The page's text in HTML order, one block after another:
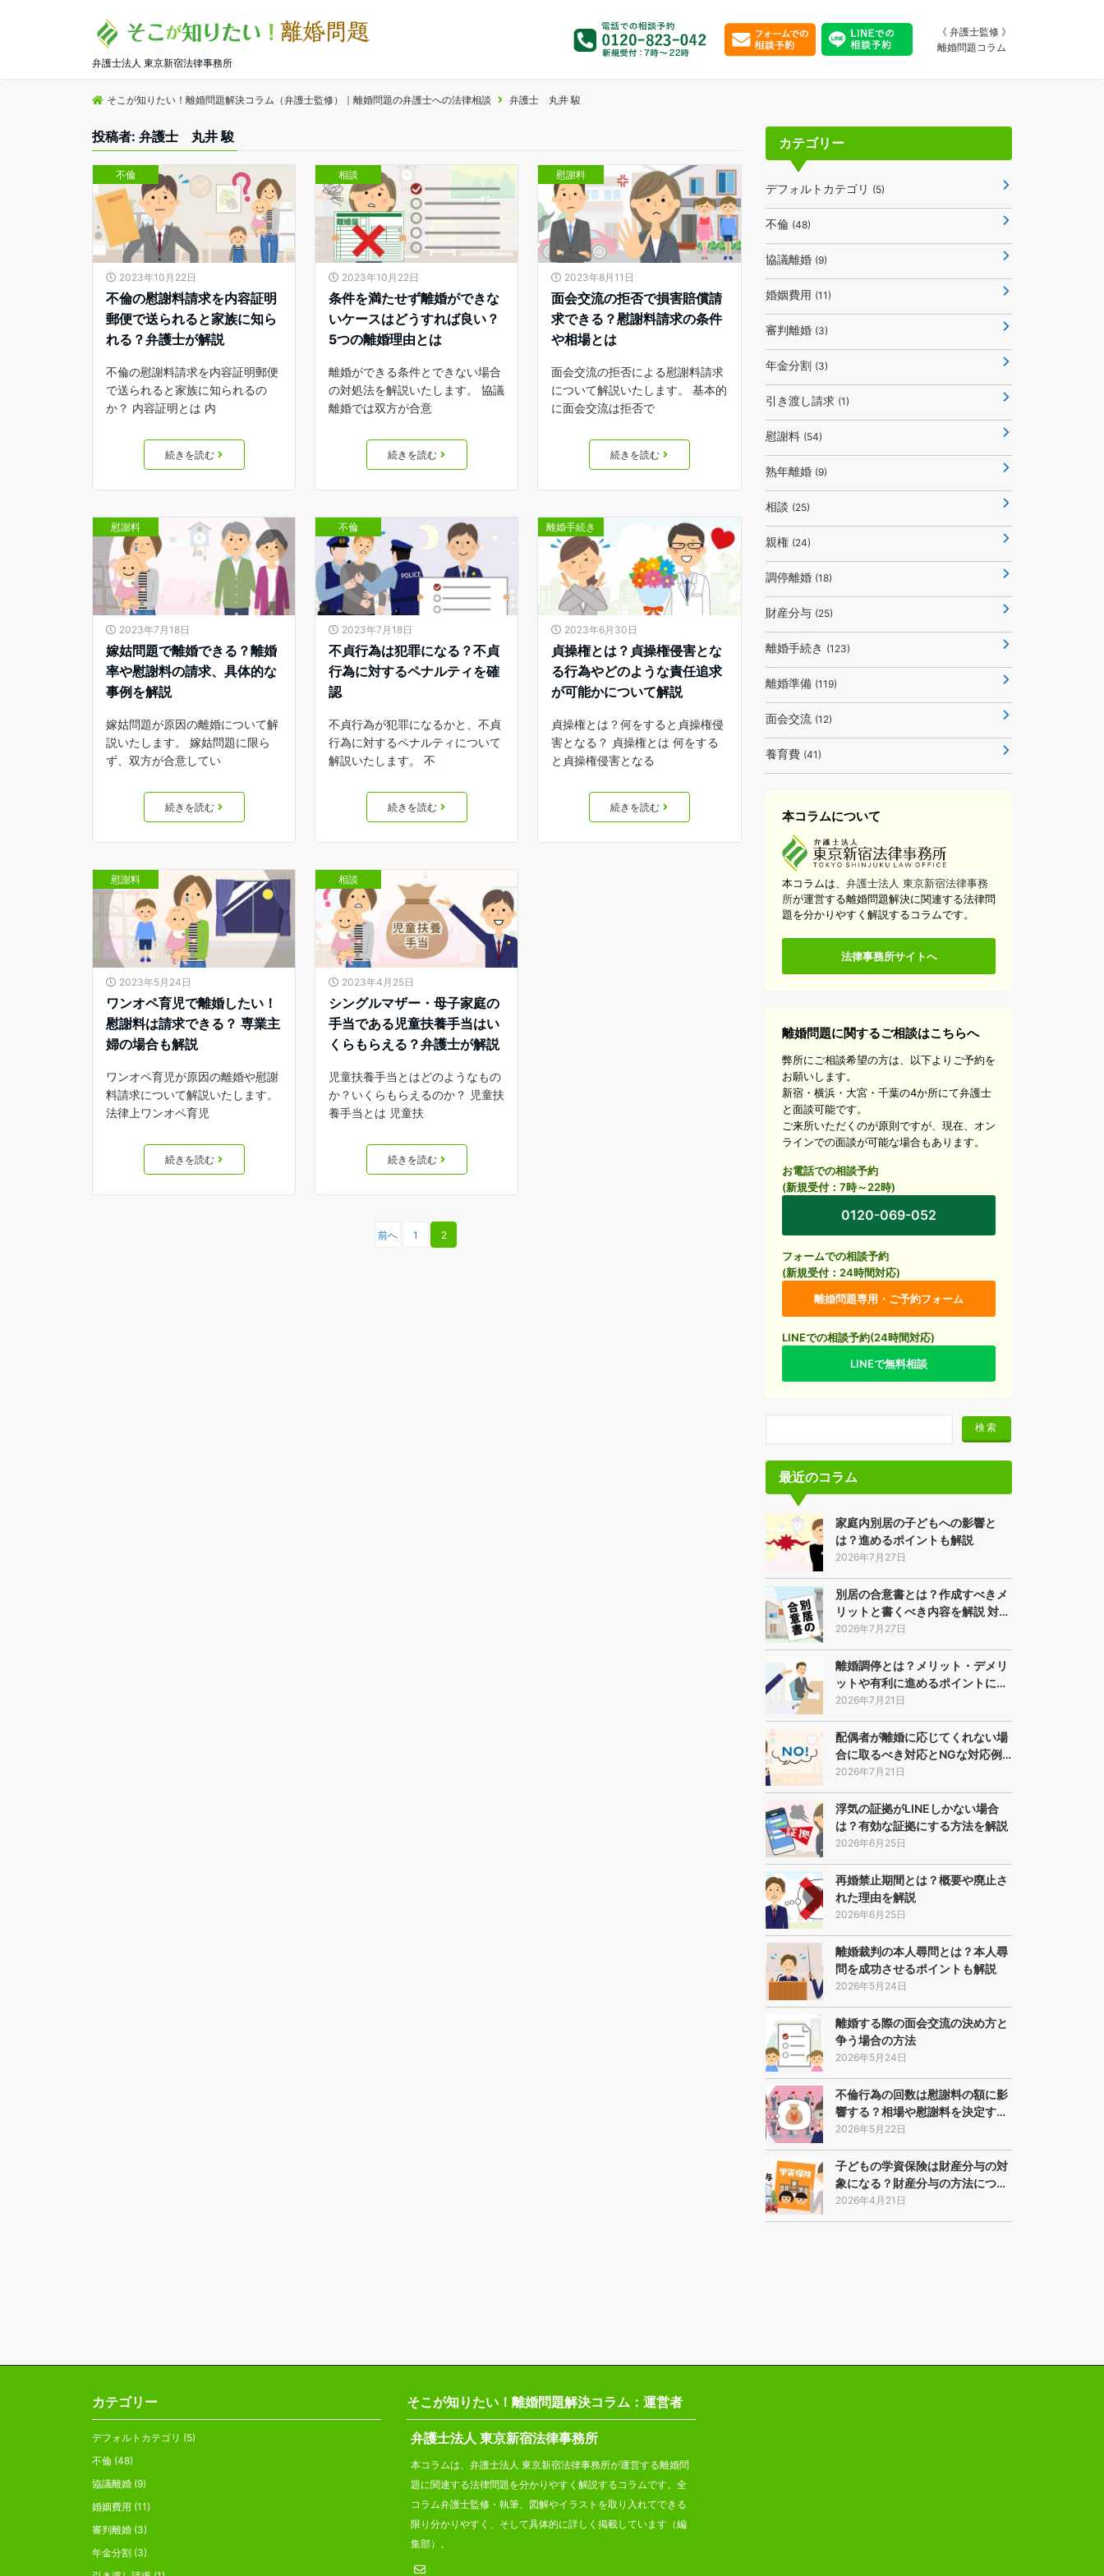
弁護士法人 東京新宿法律事務所
《 弁護士監修 》
離婚問題コラム
そこが知りたい！離婚問題解決コラム（弁護士監修）｜離婚問題の弁護士への法律相談 弁護士 丸井 駿
投稿者: 弁護士 丸井 駿
不倫
2023年10月22日
不倫の慰謝料請求を内容証明
郵便で送られると家族に知ら
れる？弁護士が解説
不倫の慰謝料請求を内容証明郵便
で送られると家族に知られるの
か？ 内容証明とは 内
続きを読む
相談
2023年10月22日
条件を満たせず離婚ができな
いケースはどうすれば良い？
5つの離婚理由とは
離婚ができる条件とできない場合
の対処法を解説いたします。 協議
離婚では双方が合意
続きを読む
慰謝料
2023年8月11日
面会交流の拒否で損害賠償請
求できる？慰謝料請求の条件
や相場とは
面会交流の拒否による慰謝料請求
について解説いたします。 基本的
に面会交流は拒否で
続きを読む
慰謝料
2023年7月18日
嫁姑問題で離婚できる？離婚
率や慰謝料の請求、具体的な
事例を解説
嫁姑問題が原因の離婚について解
説いたします。 嫁姑問題に限ら
ず、双方が合意してい
続きを読む
不倫
2023年7月18日
不貞行為は犯罪になる？不貞
行為に対するペナルティを確
認
不貞行為が犯罪になるかと、不貞
行為に対するペナルティについて
解説いたします。 不
続きを読む
離婚手続き
2023年6月30日
貞操権とは？貞操権侵害とな
る行為やどのような責任追求
が可能かについて解説
貞操権とは？何をすると貞操権侵
害となる？ 貞操権とは 何をする
と貞操権侵害となる
続きを読む
慰謝料
2023年5月24日
ワンオペ育児で離婚したい！
慰謝料は請求できる？ 専業主
婦の場合も解説
ワンオペ育児が原因の離婚や慰謝
料請求について解説いたします。
法律上ワンオペ育児
続きを読む
相談
2023年4月25日
シングルマザー・母子家庭の
手当である児童扶養手当はい
くらもらえる？弁護士が解説
児童扶養手当とはどのようなもの
か？いくらもらえるのか？ 児童扶
養手当とは 児童扶
続きを読む
前へ 1 2
カテゴリー
デフォルトカテゴリ (5)
不倫 (48)
協議離婚 (9)
婚姻費用 (11)
審判離婚 (3)
年金分割 (3)
引き渡し請求 (1)
慰謝料 (54)
熟年離婚 (9)
相談 (25)
親権 (24)
調停離婚 (18)
財産分与 (25)
離婚手続き (123)
離婚準備 (119)
面会交流 (12)
養育費 (41)
本コラムについて
本コラムは、 弁護士法人 東京新宿法律事務
所が運営する離婚問題解決に関連する法律問
題を分かりやすく解説するコラムです。
法律事務所サイトへ
離婚問題に関するご相談はこちらへ
弊所にご相談希望の方は、以下よりご予約を
お願いします。
新宿・横浜・大宮・千葉の4か所にて弁護士
と面談可能です。
ご来所いただくのが原則ですが、現在、オン
ラインでの面談が可能な場合もあります。
お電話での相談予約
(新規受付：7時～22時)
0120-069-052
フォームでの相談予約
(新規受付：24時間対応)
離婚問題専用・ご予約フォーム
LINEでの相談予約(24時間対応)
LINEで無料相談
最近のコラム
家庭内別居の子どもへの影響と
は？進めるポイントも解説
2026年7月27日
別居の合意書とは？作成すべきメ
リットと書くべき内容を解説 対…
2026年7月27日
離婚調停とは？メリット・デメリ
ットや有利に進めるポイントに…
2026年7月21日
配偶者が離婚に応じてくれない場
合に取るべき対応とNGな対応例…
2026年7月21日
浮気の証拠がLINEしかない場合
は？有効な証拠にする方法を解説
2026年6月25日
再婚禁止期間とは？概要や廃止さ
れた理由を解説
2026年6月25日
離婚裁判の本人尋問とは？本人尋
問を成功させるポイントも解説
2026年5月24日
離婚する際の面会交流の決め方と
争う場合の方法
2026年5月24日
不倫行為の回数は慰謝料の額に影
響する？相場や慰謝料を決定す…
2026年5月22日
子どもの学資保険は財産分与の対
象になる？財産分与の方法につ…
2026年4月21日
カテゴリー
デフォルトカテゴリ (5)
不倫 (48)
協議離婚 (9)
婚姻費用 (11)
審判離婚 (3)
年金分割 (3)
そこが知りたい！離婚問題解決コラム：運営者
弁護士法人 東京新宿法律事務所
本コラムは、弁護士法人 東京新宿法律事務所が運営する離婚問
題に関連する法律問題を分かりやすく解説するコラムです。全
コラム弁護士監修・執筆、図解やイラストを取り入れてできる
限り分かりやすく、そして具体的に詳しく掲載しています（編
集部）。